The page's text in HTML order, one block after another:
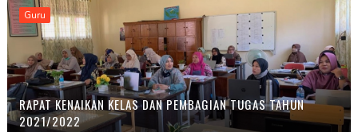
Guru
RAPAT KENAIKAN KELAS DAN PEMBAGIAN TUGAS TAHUN
2021/2022